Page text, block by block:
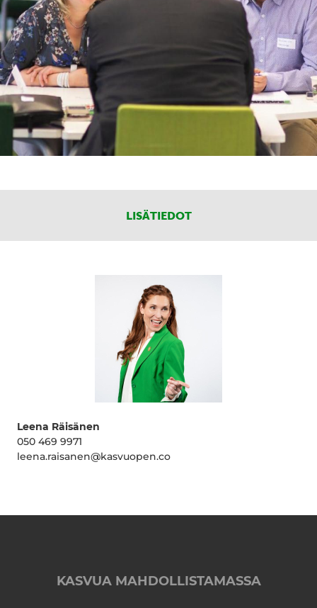
LISÄTIEDOT
Leena Räisänen
050 469 9971
leena.raisanen@kasvuopen.co
KASVUA MAHDOLLISTAMASSA